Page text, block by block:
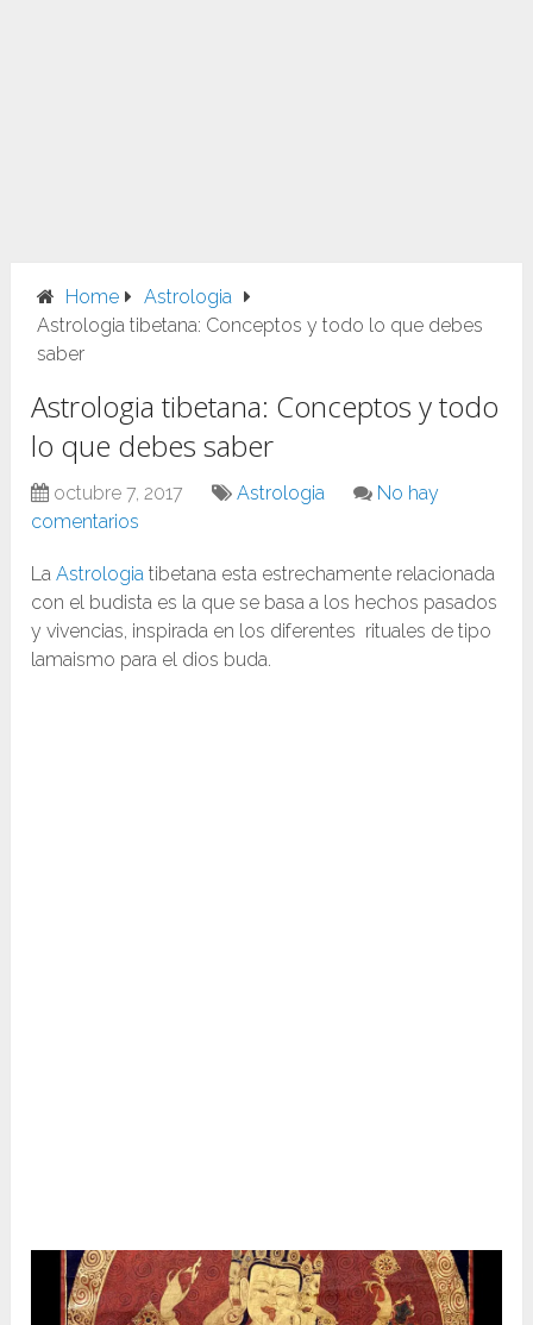
Home
Astrologia
Astrologia tibetana: Conceptos y todo lo que debes
saber
Astrologia tibetana: Conceptos y todo
lo que debes saber
octubre 7, 2017 Astrologia
No hay
comentarios
LaAstrologia tibetana esta estrechamente relacionada
con el budista es la que se basa a los hechos pasados
y vivencias, inspirada en los diferentes rituales de tipo
lamaismo para el dios buda.